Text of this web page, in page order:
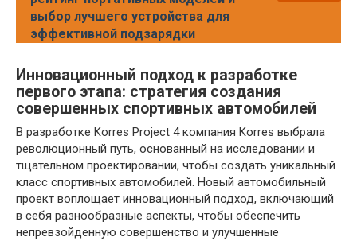
выбор лучшего устройства для
эффективной подзарядки
Инновационный подход к разработке
первого этапа: стратегия создания
совершенных спортивных автомобилей
В разработке Korres Project 4 компания Korres выбрала
революционный путь, основанный на исследовании и
тщательном проектировании, чтобы создать уникальный
класс спортивных автомобилей. Новый автомобильный
проект воплощает инновационный подход, включающий
в себя разнообразные аспекты, чтобы обеспечить
непревзойденную совершенство и улучшенные